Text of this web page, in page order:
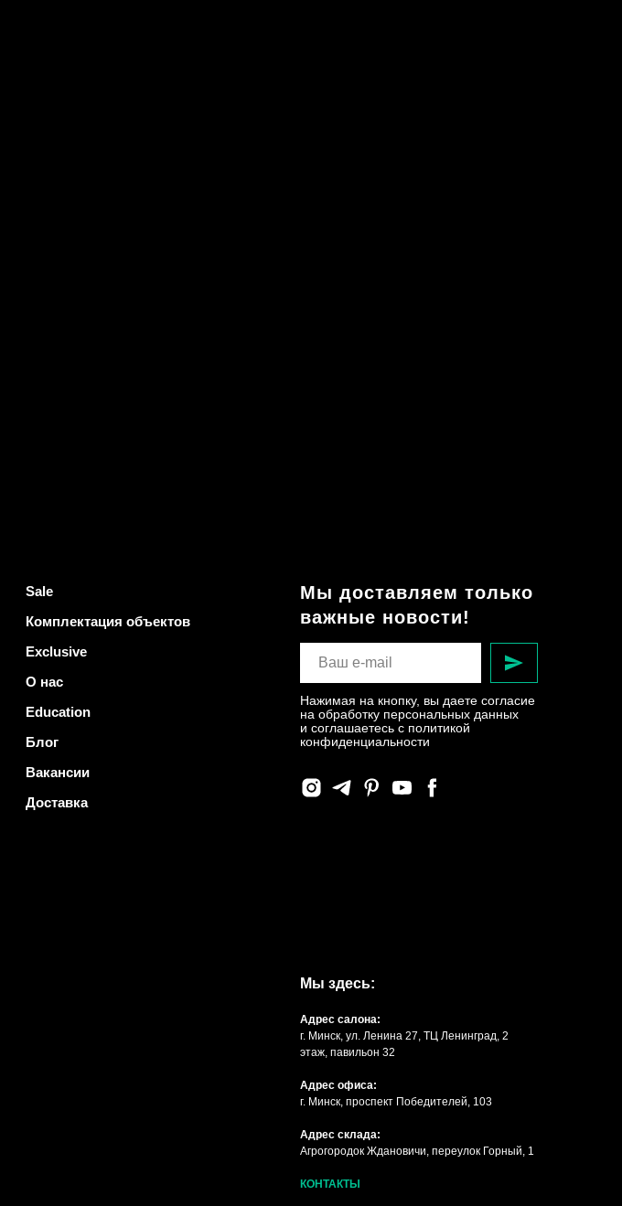
Sale
Комплектация объектов
Exclusive
О нас
Education
Блог
Вакансии
Доставка
Мы доставляем только
важные новости!
Нажимая на кнопку, вы даете согласие
на обработку персональных данных
и соглашаетесь c политикой
конфиденциальности
Мы здесь:
Адрес салона:
г. Минск, ул. Ленина 27, ТЦ Ленинград, 2
этаж, павильон 32
Адрес офиса:
г. Минск, проспект Победителей, 103
Адрес склада:
Агрогородок Ждановичи, переулок Горный, 1
КОНТАКТЫ